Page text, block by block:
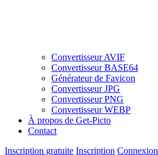
Convertisseur AVIF
Convertisseur BASE64
Générateur de Favicon
Convertisseur JPG
Convertisseur PNG
Convertisseur WEBP
À propos de Get-Picto
Contact
Inscription gratuite Inscription Connexion